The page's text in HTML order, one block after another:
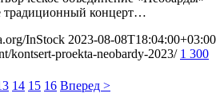
традиционный концерт…
InStock 2023-08-08T18:04:00+03:00
kontsert-proekta-neobardy-2023/ 1 300
14 15 16 Вперед >